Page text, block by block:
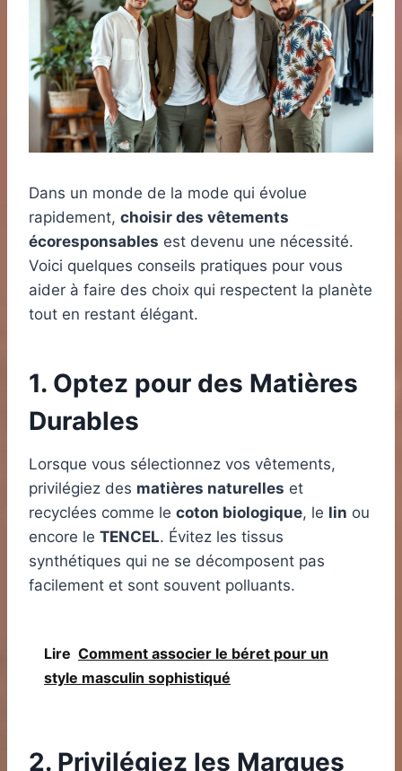
Dans un monde de la mode qui évolue
rapidement, choisir des vêtements
écoresponsables est devenu une nécessité.
Voici quelques conseils pratiques pour vous
aider à faire des choix qui respectent la planète
tout en restant élégant.
1. Optez pour des Matières
Durables
Lorsque vous sélectionnez vos vêtements,
privilégiez des matières naturelles et
recyclées comme le coton biologique, le lin ou
encore le TENCEL. Évitez les tissus
synthétiques qui ne se décomposent pas
facilement et sont souvent polluants.
Lire Comment associer le béret pour un
style masculin sophistiqué
2. Privilégiez les Marques